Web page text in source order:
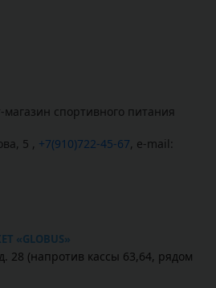
магазин спортивного питания
5 , +7(910)722-45-67, e-mail:
«GLOBUS»
28 (напротив кассы 63,64, рядом